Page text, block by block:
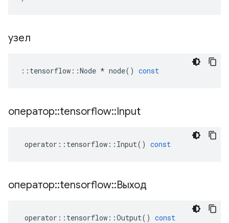
узел
:: tensorflow ::Node * node() const
оператор::tensorflow::Input
operator :: tensorflow :: Input() const
оператор::tensorflow::Выход
operator :: tensorflow ::Output() const